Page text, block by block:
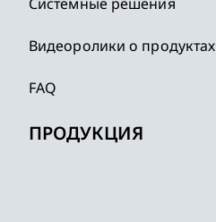
Системные решения
Видеоролики о продуктах
FAQ
ПРОДУКЦИЯ